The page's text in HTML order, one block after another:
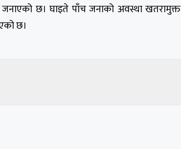
छ। घाइते पाँच जनाको अवस्था खतरामुक्त
छ।